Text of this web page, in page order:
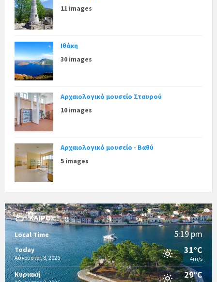
11 images
Ιθάκη
30 images
Αρχαιολογικό μουσείο Σταυρού
10 images
Αρχαιολογικό μουσείο - Βαθύ
5 images
ΚΑΙΡΌΣ
Local Time 5:19 pm
Today
Αύγουστος 8, 2026
31°C
4m/s
Κυριακή 29°C